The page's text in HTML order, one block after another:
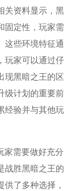
关资料显示，黑
固定性，玩家需
这些环境特征通
玩家可以通过仔
现黑暗之王的区
级计划的重要前
经验并与其他玩
家需要做好充分
战胜黑暗之王的
了多种选择，